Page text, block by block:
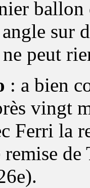
ballon
sur
peut
: a bien
vingt
Ferri la
remise